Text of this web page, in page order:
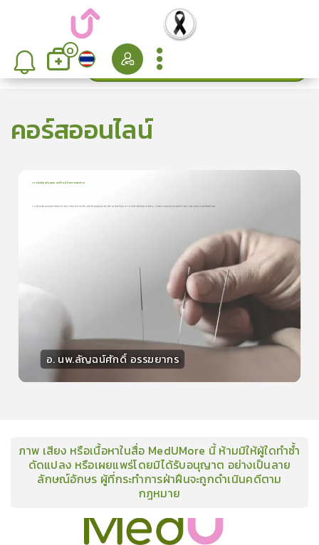
0
เรียงลำดับ
คอร์สออนไลน์
การฝังเข็มเพิ่มคุณภาพชีวิตผู้ป่วยระยะสุดท้าย
การฝังเข็มแบบแพทย์แผนจีนนั้น เป็นการรักษาโรคในอีกรูปแบบหนึ่ง ที่สามารถรักษาอาการป่วยได้หลายอย่าง ด้วยการกระตุ้นจุดลมปราณ บนผิวหนังด้วยเข็มพิเศษ
อ. นพ.ลัญฉน์ศักดิ์ อรรฆยากร
1 บทเรียน 8นาที
ดูรายละเอียดเพิ่มเติม
ภาพ เสียง หรือเนื้อหาในสื่อ MedUMore นี้ ห้ามมิให้ผู้ใดทำซ้ำ
ดัดแปลง หรือเผยแพร่โดยมิได้รับอนุญาต อย่างเป็นลาย
ลักษณ์อักษร ผู้ที่กระทำการฝ่าฝืนจะถูกดำเนินคดีตาม
กฎหมาย
คอร์ส คลังเนื้อหาประชุมวิชาการ ข่าวสารอินโฟกราฟิก